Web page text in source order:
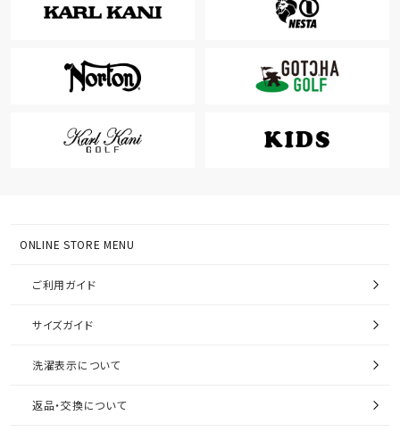
ONLINE STORE MENU
ご利用ガイド
サイズガイド
洗濯表示について
返品・交換について